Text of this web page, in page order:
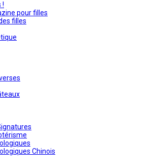
!
pour filles
filles
Chinois